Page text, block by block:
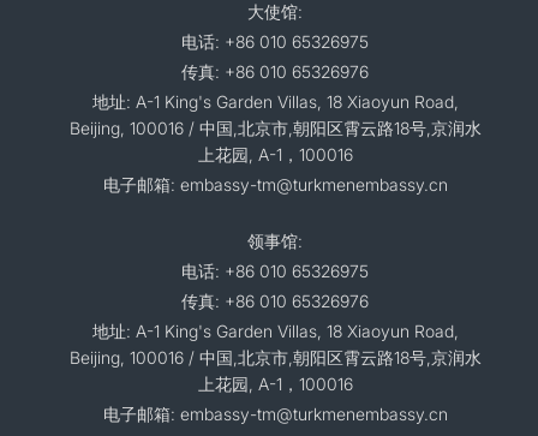
大使馆:
电话: +86 010 65326975
传真: +86 010 65326976
地址: A-1 King's Garden Villas, 18 Xiaoyun Road,
Beijing, 100016 / 中国,北京市,朝阳区霄云路18号,京润水
上花园, A-1，100016
电子邮箱: embassy-tm@turkmenembassy.cn
领事馆:
电话: +86 010 65326975
传真: +86 010 65326976
地址: A-1 King's Garden Villas, 18 Xiaoyun Road,
Beijing, 100016 / 中国,北京市,朝阳区霄云路18号,京润水
上花园, A-1，100016
电子邮箱: embassy-tm@turkmenembassy.cn